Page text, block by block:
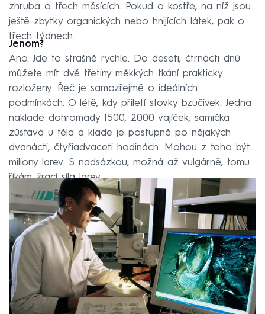
zhruba o třech měsících. Pokud o kostře, na níž jsou
ještě zbytky organických nebo hnijících látek, pak o
třech týdnech.
Jenom?
Ano. Jde to strašně rychle. Do deseti, čtrnácti dnů
můžete mít dvě třetiny měkkých tkání prakticky
rozloženy. Řeč je samozřejmě o ideálních
podmínkách. O létě, kdy přiletí stovky bzučivek. Jedna
naklade dohromady 1500, 2000 vajíček, samička
zůstává u těla a klade je postupně po nějakých
dvanácti, čtyřiadvaceti hodinách. Mohou z toho být
miliony larev. S nadsázkou, možná až vulgárně, tomu
říkám žrací síla larev.